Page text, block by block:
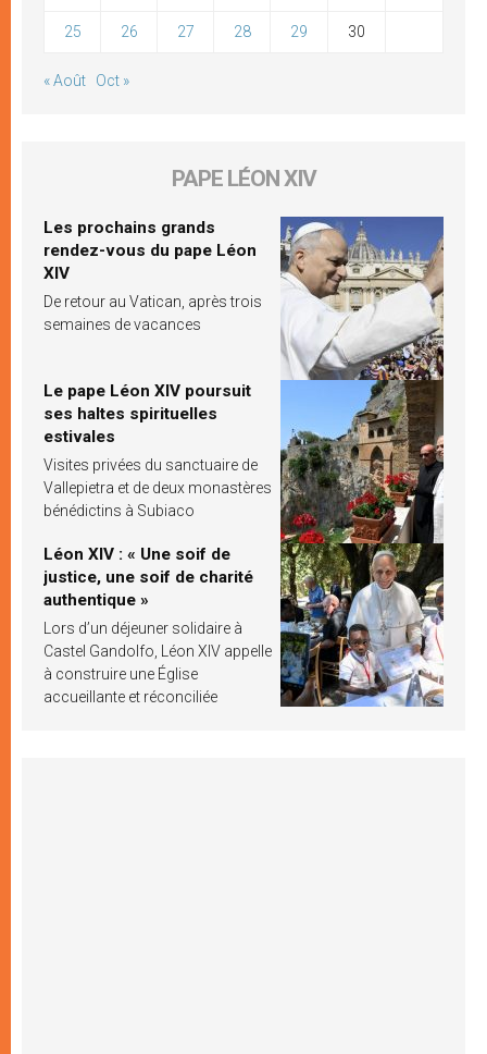
25 26 27 28 29 30
« Août Oct »
PAPE LÉON XIV
Les prochains grands
rendez-vous du pape Léon
XIV
De retour au Vatican, après trois
semaines de vacances
Le pape Léon XIV poursuit
ses haltes spirituelles
estivales
Visites privées du sanctuaire de
Vallepietra et de deux monastères
bénédictins à Subiaco
Léon XIV : « Une soif de
justice, une soif de charité
authentique »
Lors d’un déjeuner solidaire à
Castel Gandolfo, Léon XIV appelle
à construire une Église
accueillante et réconciliée